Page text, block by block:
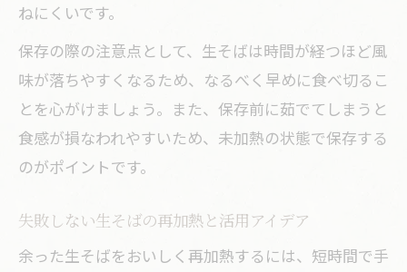
ねにくいです。
保存の際の注意点として、生そばは時間が経つほど風
味が落ちやすくなるため、なるべく早めに食べ切るこ
とを心がけましょう。また、保存前に茹でてしまうと
食感が損なわれやすいため、未加熱の状態で保存する
のがポイントです。
失敗しない生そばの再加熱と活用アイデア
余った生そばをおいしく再加熱するには、短時間で手